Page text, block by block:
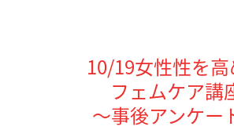
10/19女性性を高
フェムケア講
〜事後アンケー